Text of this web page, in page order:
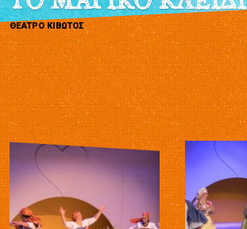
ΘΕΑΤΡΟ ΚΙΒΩΤΟΣ